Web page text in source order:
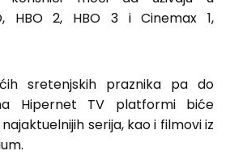
HBO 2, HBO 3 i Cinemax 1,
sretenjskih praznika pa do
Hipernet TV platformi biće
serija, kao i filmovi iz